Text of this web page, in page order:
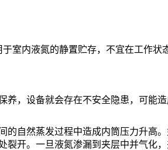
内液氮的静置贮存，不宜在工作状
，设备就会存在不安全隐患，可能造
自然蒸发过程中造成内筒压力升高。
裂开。一旦液氮渗漏到夹层中并气化